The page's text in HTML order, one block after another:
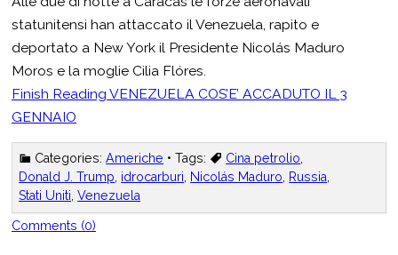
statunitensi han attaccato il Venezuela, rapito e
deportato a New York il Presidente Nicolás Maduro
Moros e la moglie Cilia Flóres.
Finish Reading VENEZUELA COS’E’ ACCADUTO IL 3
GENNAIO
Categories:Americhe • Tags: Cina petrolio
Donald J. Trump, idrocarburi, Nicolás Maduro, Russia,
Stati Uniti,Venezuela
Comments (0)